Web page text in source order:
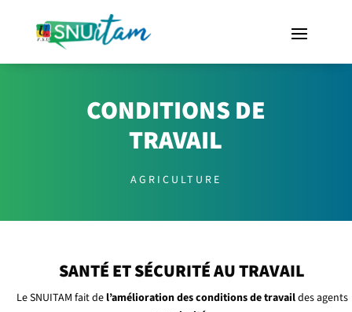
CONDITIONS DE
TRAVAIL
AGRICULTURE
SANTÉ ET SÉCURITÉ AU TRAVAIL
Le SNUITAM fait del’amélioration des conditions de travaildes agents